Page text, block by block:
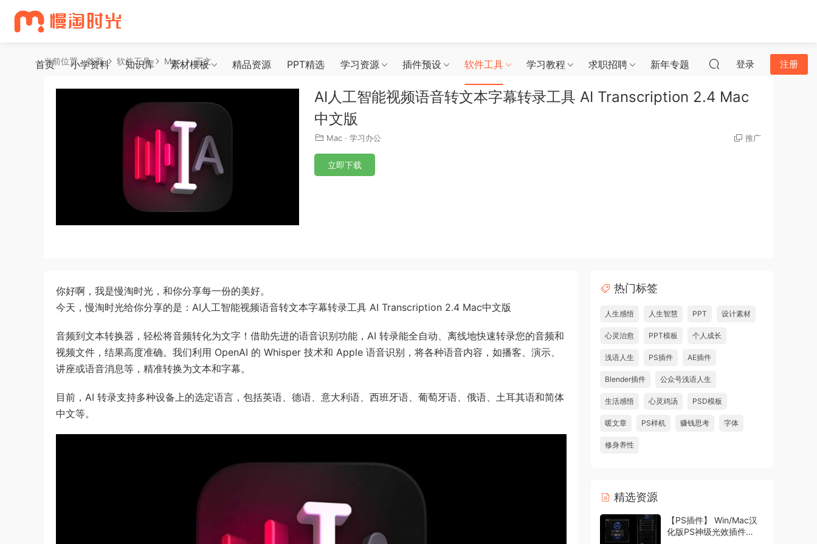
首页 小学资料 知识库 素材模板 精品资源 PPT精选 学习资源 插件预设 软件工具 学习教程 求职招聘 新年专题 登录 注册
当前位置：首页 软件工具 Mac 正文
AI人工智能视频语音转文本字幕转录工具 AI Transcription 2.4 Mac
中文版
Mac · 学习办公 推广
立即下载
你好啊，我是慢淘时光，和你分享每一份的美好。
今天，慢淘时光给你分享的是：AI人工智能视频语音转文本字幕转录工具 AI Transcription 2.4 Mac中文版
音频到文本转换器，轻松将音频转化为文字！借助先进的语音识别功能，AI 转录能全自动、离线地快速转录您的音频和
视频文件，结果高度准确。我们利用 OpenAI 的 Whisper 技术和 Apple 语音识别，将各种语音内容，如播客、演示、
讲座或语音消息等，精准转换为文本和字幕。
目前，AI 转录支持多种设备上的选定语言，包括英语、德语、意大利语、西班牙语、葡萄牙语、俄语、土耳其语和简体
中文等。
热门标签
人生感悟 人生智慧 PPT 设计素材
心灵治愈 PPT模板 个人成长
浅语人生 PS插件 AE插件
Blender插件 公众号浅语人生
生活感悟 心灵鸡汤 PSD模板
暖文章 PS样机 赚钱思考 字体
修身养性
精选资源
【PS插件】 Win/Mac汉
化版PS神级光效插件